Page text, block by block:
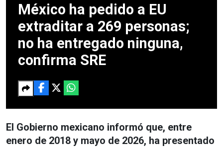
México ha pedido a EU
extraditar a 269 personas;
no ha entregado ninguna,
confirma SRE
El Gobierno mexicano informó que, entre
enero de 2018 y mayo de 2026, ha presentado